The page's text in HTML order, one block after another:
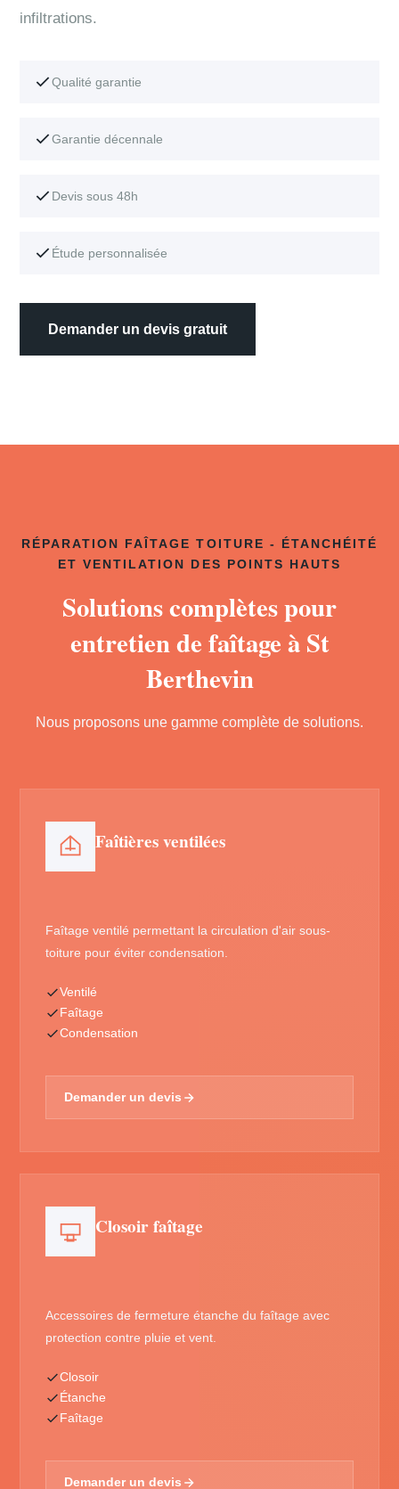
infiltrations.
Qualité garantie
Garantie décennale
Devis sous 48h
Étude personnalisée
Demander un devis gratuit
RÉPARATION FAÎTAGE TOITURE - ÉTANCHÉITÉ
ET VENTILATION DES POINTS HAUTS
Solutions complètes pour
entretien de faîtage à St
Berthevin
Nous proposons une gamme complète de solutions.
Faîtières ventilées
Faîtage ventilé permettant la circulation d'air sous-
toiture pour éviter condensation.
Ventilé
Faîtage
Condensation
Demander un devis
Closoir faîtage
Accessoires de fermeture étanche du faîtage avec
protection contre pluie et vent.
Closoir
Étanche
Faîtage
Demander un devis